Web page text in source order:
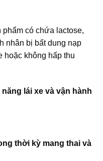
phẩm có chứa lactose,
nhân bị bất dung nạp
hoặc không hấp thu
lái xe và vận hành
thời kỳ mang thai và